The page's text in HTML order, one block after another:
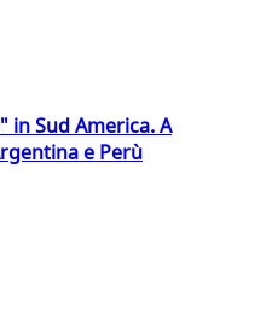
in Sud America. A
e Perù